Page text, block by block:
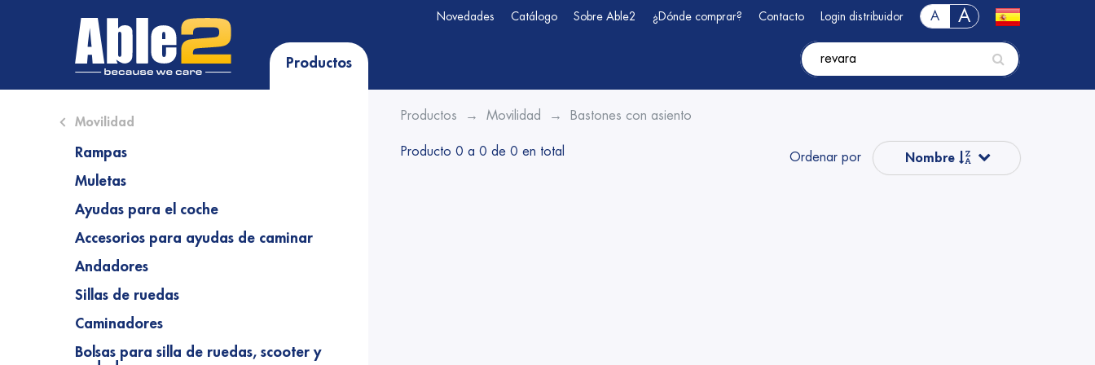
Novedades Catálogo Sobre Able2 ¿Dónde comprar? Contacto Login distribuidor A A
Productos
Close submenu (Movilidad)
Movilidad
Rampas
Muletas
Ayudas para el coche
Accesorios para ayudas de caminar
Andadores
Sillas de ruedas
Caminadores
Bolsas para silla de ruedas, scooter y
Productos Movilidad Bastones con asiento
Producto 0 a 0 de 0 en total Ordenar por Nombre